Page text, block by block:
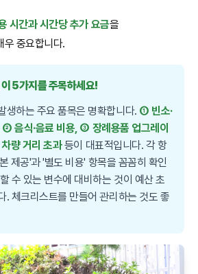
시간과 시간당 추가 요금을
우 중요합니다.
5가지를 주목하세요!
생하는 주요 품목은 명확합니다. ① 빈소·
② 음식·음료 비용, ③ 장례용품 업그레이
량 거리 초과등이 대표적입니다. 각 항
제공'과 '별도 비용' 항목을 꼼꼼히 확인
수 있는 변수에 대비하는 것이 예산 초
. 체크리스트를 만들어 관리하는 것도 좋